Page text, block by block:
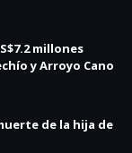
millones
y Arroyo Cano
de la hija de